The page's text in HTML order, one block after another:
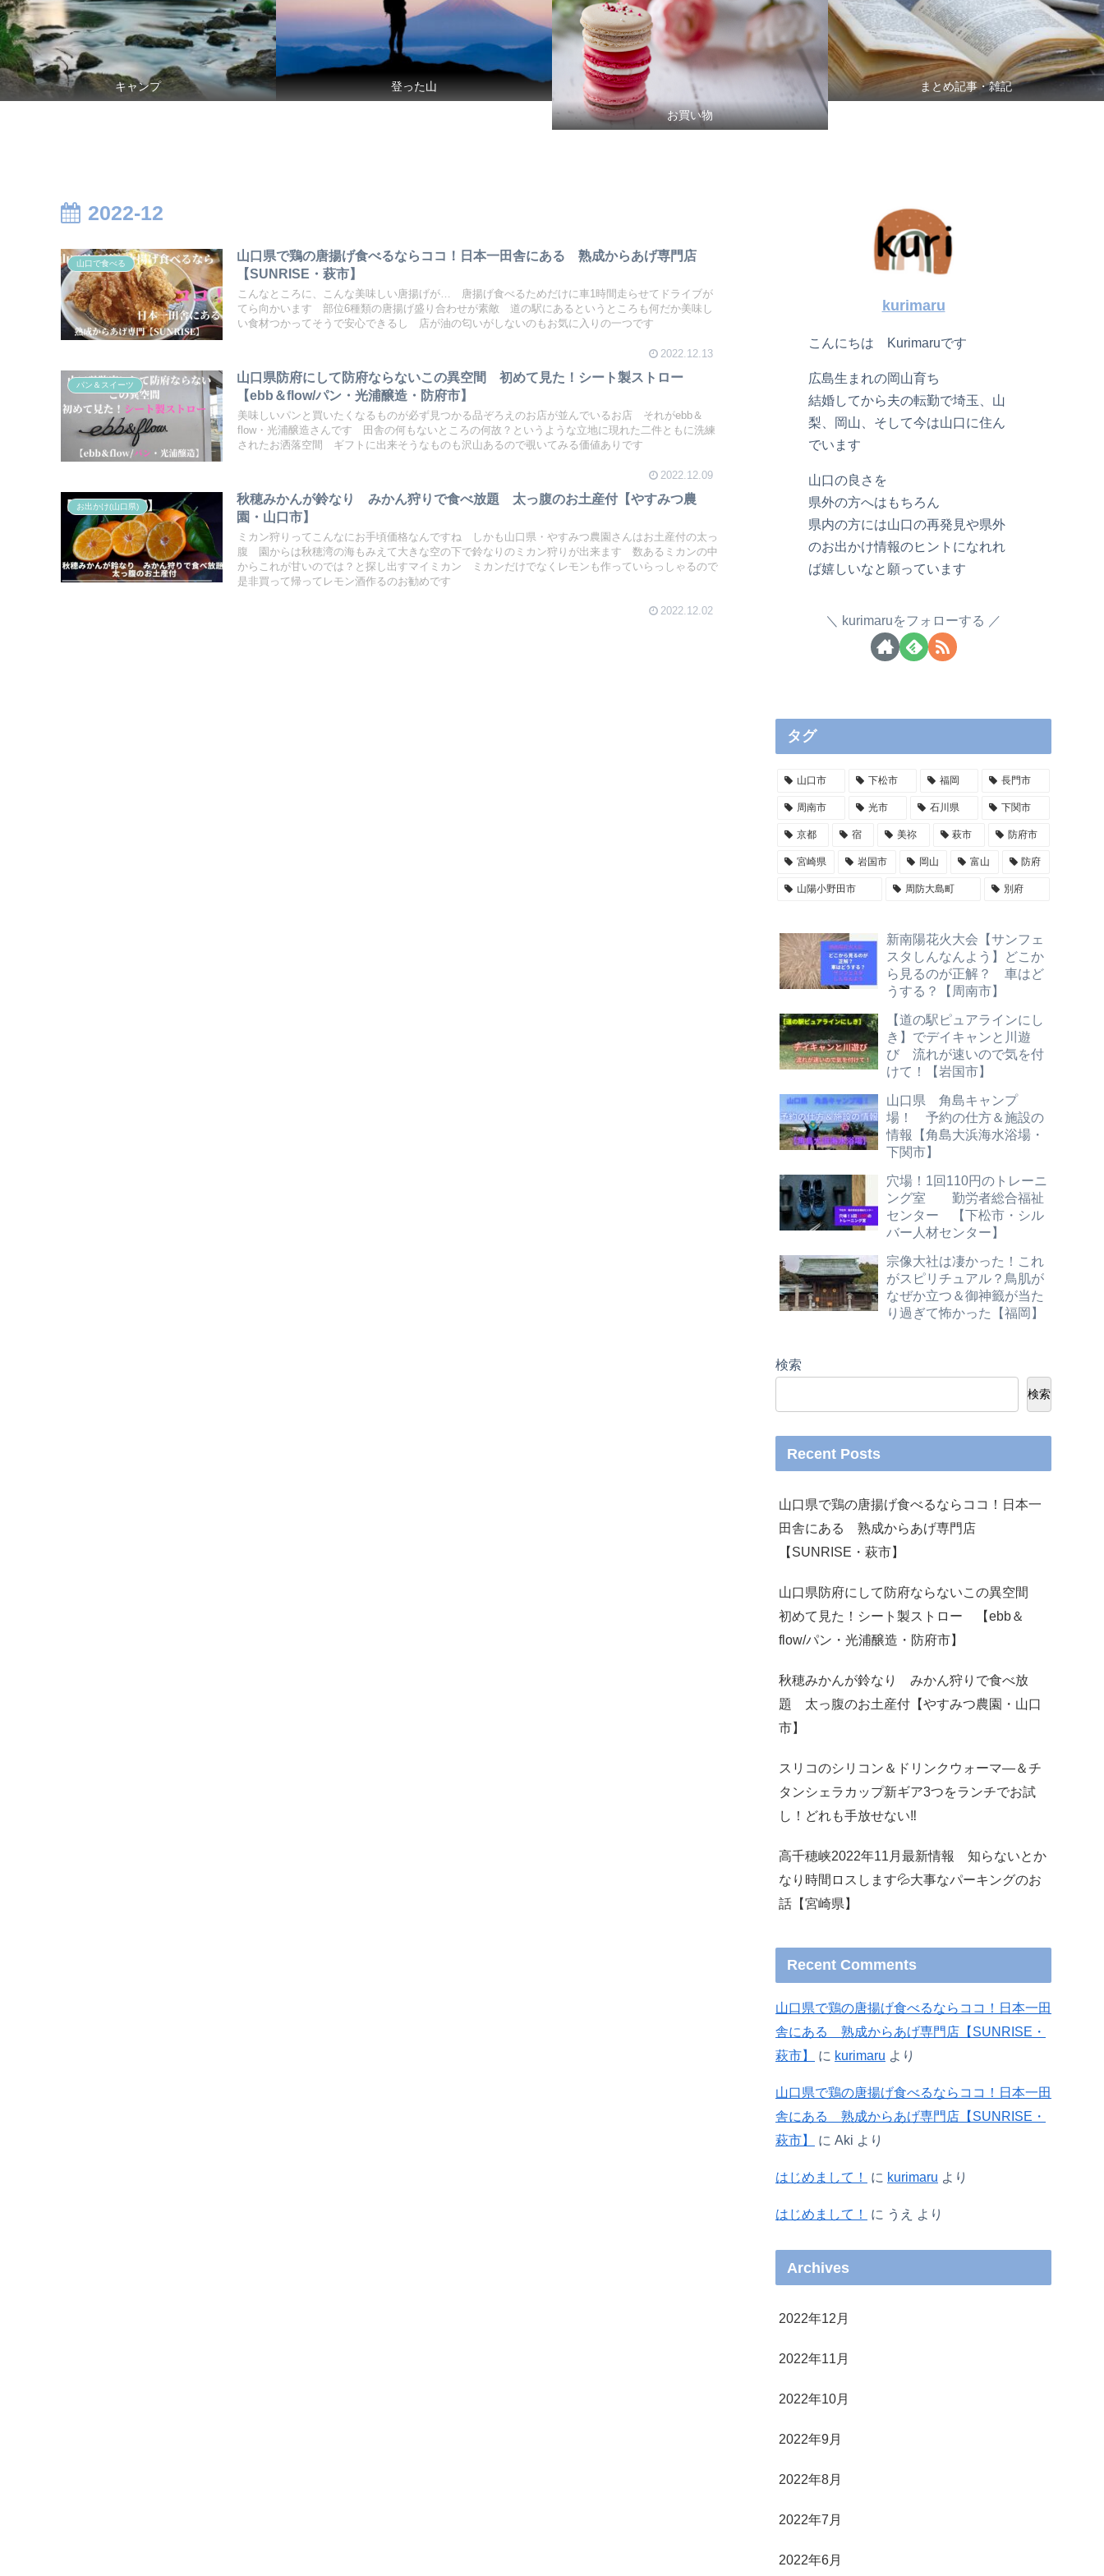
キャンプ 登った山
お買い物
まとめ記事・雑記
2022-12
山口で食べる
山口県で鶏の唐揚げ食べるならココ！日本一田舎にある 熟成からあげ専門店
【SUNRISE・萩市】
こんなところに、こんな美味しい唐揚げが… 唐揚げ食べるためだけに車1時間走らせてドライブが
てら向かいます 部位6種類の唐揚げ盛り合わせが素敵 道の駅にあるというところも何だか美味し
い食材つかってそうで安心できるし 店が油の匂いがしないのもお気に入りの一つです
2022.12.13
パン＆スイーツ
山口県防府にして防府ならないこの異空間 初めて見た！シート製ストロー
【ebb＆flow/パン・光浦醸造・防府市】
美味しいパンと買いたくなるものが必ず見つかる品ぞろえのお店が並んでいるお店 それがebb＆
flow・光浦醸造さんです 田舎の何もないところの何故？というような立地に現れた二件ともに洗練
されたお洒落空間 ギフトに出来そうなものも沢山あるので覗いてみる価値ありです
2022.12.09
お出かけ(山口県)
秋穂みかんが鈴なり みかん狩りで食べ放題 太っ腹のお土産付【やすみつ農
園・山口市】
ミカン狩りってこんなにお手頃価格なんですね しかも山口県・やすみつ農園さんはお土産付の太っ
腹 園からは秋穂湾の海もみえて大きな空の下で鈴なりのミカン狩りが出来ます 数あるミカンの中
からこれが甘いのでは？と探し出すマイミカン ミカンだけでなくレモンも作っていらっしゃるので
是非買って帰ってレモン酒作るのお勧めです
2022.12.02
kurimaru
こんにちは Kurimaruです
広島生まれの岡山育ち
結婚してから夫の転勤で埼玉、山
梨、岡山、そして今は山口に住ん
でいます
山口の良さを
県外の方へはもちろん
県内の方には山口の再発見や県外
のお出かけ情報のヒントになれれ
ば嬉しいなと願っています
kurimaruをフォローする
タグ
山口市 下松市 福岡 長門市
周南市 光市 石川県 下関市
京都 宿 美祢 萩市 防府市
宮崎県 岩国市 岡山 富山 防府
山陽小野田市 周防大島町 別府
新南陽花火大会【サンフェ
スタしんなんよう】どこか
ら見るのが正解？ 車はど
うする？【周南市】
【道の駅ピュアラインにし
き】でデイキャンと川遊
び 流れが速いので気を付
けて！【岩国市】
山口県 角島キャンプ
場！ 予約の仕方＆施設の
情報【角島大浜海水浴場・
下関市】
穴場！1回110円のトレーニ
ング室 勤労者総合福祉
センター 【下松市・シル
バー人材センター】
宗像大社は凄かった！これ
がスピリチュアル？鳥肌が
なぜか立つ＆御神籤が当た
り過ぎて怖かった【福岡】
検索
検索
Recent Posts
山口県で鶏の唐揚げ食べるならココ！日本一
田舎にある 熟成からあげ専門店
【SUNRISE・萩市】
山口県防府にして防府ならないこの異空間
初めて見た！シート製ストロー 【ebb＆
flow/パン・光浦醸造・防府市】
秋穂みかんが鈴なり みかん狩りで食べ放
題 太っ腹のお土産付【やすみつ農園・山口
市】
スリコのシリコン＆ドリンクウォーマ―＆チ
タンシェラカップ新ギア3つをランチでお試
し！どれも手放せない‼
高千穂峡2022年11月最新情報 知らないとか
なり時間ロスします💦大事なパーキングのお
話【宮崎県】
Recent Comments
山口県で鶏の唐揚げ食べるならココ！日本一田
舎にある 熟成からあげ専門店【SUNRISE・
萩市】
に kurimaru より
山口県で鶏の唐揚げ食べるならココ！日本一田
舎にある 熟成からあげ専門店【SUNRISE・
萩市】
に Aki より
はじめまして！ に kurimaru より
はじめまして！ に うえ より
Archives
2022年12月
2022年11月
2022年10月
2022年9月
2022年8月
2022年7月
2022年6月